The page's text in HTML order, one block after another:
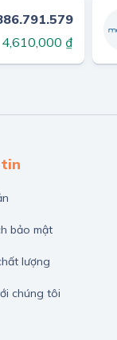
4,610,000 ₫
bảo mật
lượng
chúng tôi